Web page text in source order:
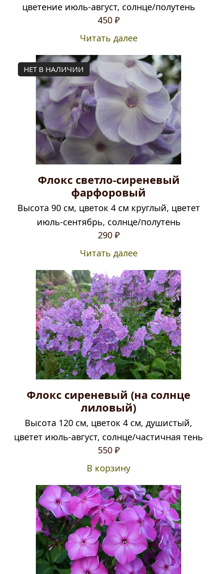
цветение июль-август, солнце/полутень
450 ₽
Читать далее
НЕТ В НАЛИЧИИ
Флокс светло-сиреневый
фарфоровый
Высота 90 см, цветок 4 см круглый, цветет
июль-сентябрь, солнце/полутень
290 ₽
Читать далее
Флокс сиреневый (на солнце
лиловый)
Высота 120 см, цветок 4 см, душистый,
цветет июль-август, солнце/частичная тень
550 ₽
В корзину